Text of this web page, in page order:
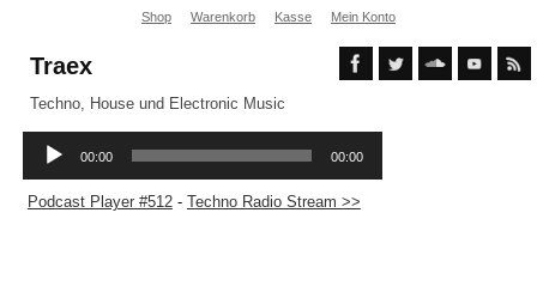
Shop Warenkorb Kasse Mein Konto
Traex
Techno, House und Electronic Music
Podcast Player #512- Techno Radio Stream >>